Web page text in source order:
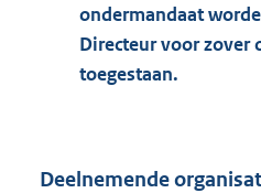
ondermandaat
Directeur voor zover
toegestaan.
Deelnemende